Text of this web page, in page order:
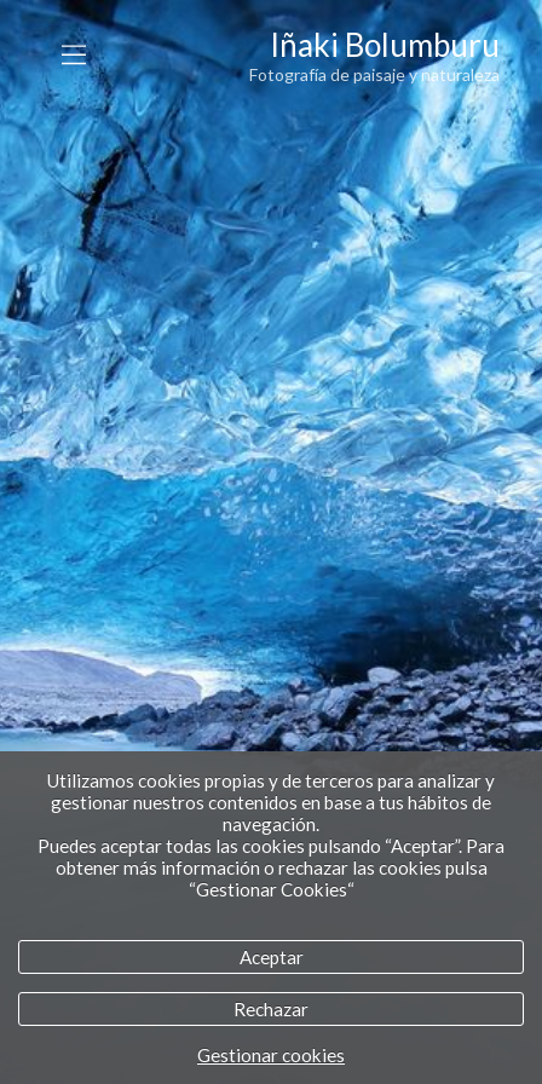
Iñaki Bolumburu
Fotografía de paisaje y naturaleza
Utilizamos cookies propias y de terceros para analizar y
gestionar nuestros contenidos en base a tus hábitos de
navegación.
Puedes aceptar todas las cookies pulsando “Aceptar”. Para
obtener más información o rechazar las cookies pulsa
“Gestionar Cookies“
Aceptar
Rechazar
Gestionar cookies